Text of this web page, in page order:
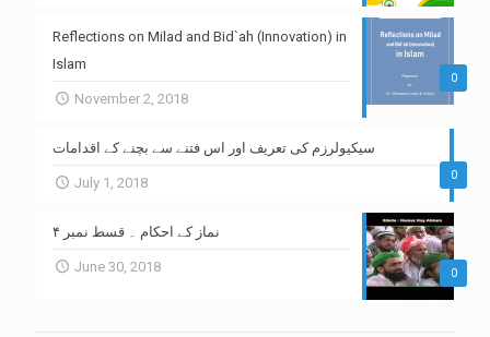
0
Reflections on Milad and Bid`ah (Innovation) in
Islam
November 2, 2018
0
سیکیولرزم کی تعریف اور اس فتنے سے بچنے کے اقدامات
July 1, 2018
0
نماز کے احکام ۔ قسط نمبر ۴
June 30, 2018